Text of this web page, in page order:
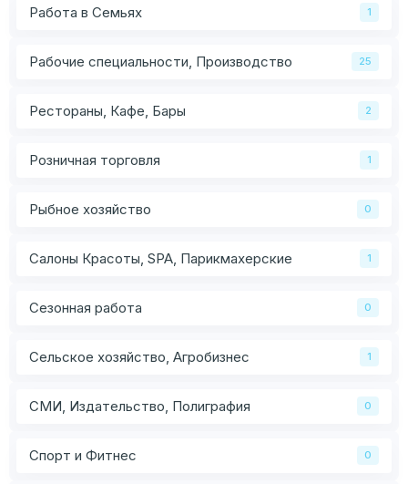
Работа в Семьях 1
Рабочие специальности, Производство 25
Рестораны, Кафе, Бары 2
Розничная торговля 1
Рыбное хозяйство 0
Салоны Красоты, SPA, Парикмахерские 1
Сезонная работа 0
Сельское хозяйство, Агробизнес 1
СМИ, Издательство, Полиграфия 0
Спорт и Фитнес 0